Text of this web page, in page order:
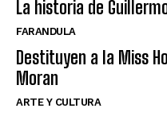
La historia de
FARANDULA
Destituyen a la Miss
Moran
ARTE Y CULTURA